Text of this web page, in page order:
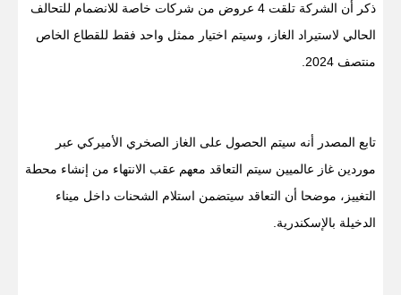
ذكر أن الشركة تلقت 4 عروض من شركات خاصة للانضمام للتحالف
الحالي لاستيراد الغاز، وسيتم اختيار ممثل واحد فقط للقطاع الخاص
منتصف 2024.
تابع المصدر أنه سيتم الحصول على الغاز الصخري الأميركي عبر
موردين غاز عالميين سيتم التعاقد معهم عقب الانتهاء من إنشاء محطة
التغييز، موضحا أن التعاقد سيتضمن استلام الشحنات داخل ميناء
الدخيلة بالإسكندرية.